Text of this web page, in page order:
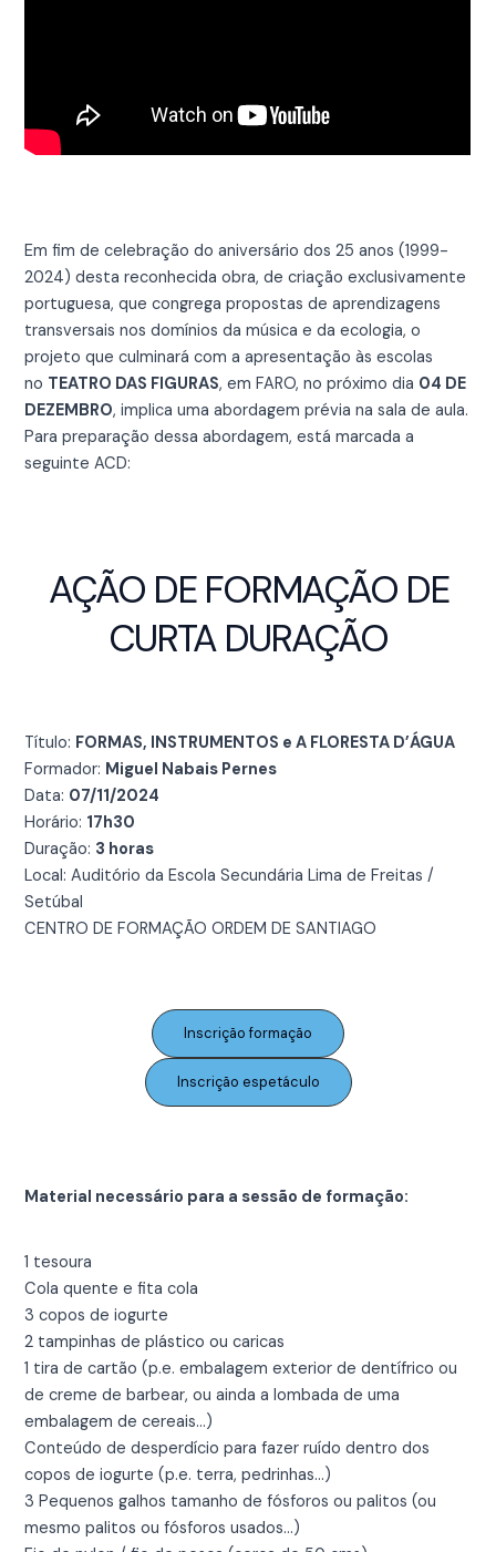
Em fim de celebração do aniversário dos 25 anos (1999-
2024) desta reconhecida obra, de criação exclusivamente
portuguesa, que congrega propostas de aprendizagens
transversais nos domínios da música e da ecologia, o
projeto que culminará com a apresentação às escolas
no TEATRO DAS FIGURAS, em FARO, no próximo dia 04 DE
DEZEMBRO, implica uma abordagem prévia na sala de aula.
Para preparação dessa abordagem, está marcada a
seguinte ACD:
AÇÃO DE FORMAÇÃO DE
CURTA DURAÇÃO
Título: FORMAS, INSTRUMENTOS e A FLORESTA D’ÁGUA
Formador: Miguel Nabais Pernes
Data: 07/11/2024
Horário: 17h30
Duração: 3 horas
Local: Auditório da Escola Secundária Lima de Freitas /
Setúbal
CENTRO DE FORMAÇÃO ORDEM DE SANTIAGO
Inscrição formação
Inscrição espetáculo
Material necessário para a sessão de formação:
1 tesoura
Cola quente e fita cola
3 copos de iogurte
2 tampinhas de plástico ou caricas
1 tira de cartão (p.e. embalagem exterior de dentífrico ou
de creme de barbear, ou ainda a lombada de uma
embalagem de cereais…)
Conteúdo de desperdício para fazer ruído dentro dos
copos de iogurte (p.e. terra, pedrinhas…)
3 Pequenos galhos tamanho de fósforos ou palitos (ou
mesmo palitos ou fósforos usados…)